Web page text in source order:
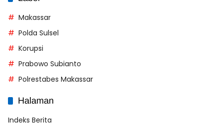
Makassar
Polda Sulsel
Korupsi
Prabowo Subianto
Polrestabes Makassar
Halaman
Indeks Berita